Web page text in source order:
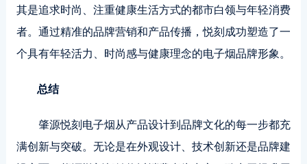
其是追求时尚、注重健康生活方式的都市白领与年轻消费
者。通过精准的品牌营销和产品传播，悦刻成功塑造了一
个具有年轻活力、时尚感与健康理念的电子烟品牌形象。
总结
肇源悦刻电子烟从产品设计到品牌文化的每一步都充
满创新与突破。无论是在外观设计、技术创新还是品牌建